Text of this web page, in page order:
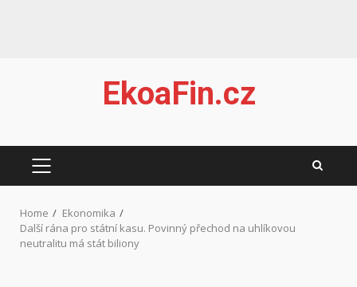
EkoaFin.cz
PRIMARY
Home
Ekonomika
Další rána pro státní kasu. Povinný přechod na uhlíkovou
neutralitu má stát biliony